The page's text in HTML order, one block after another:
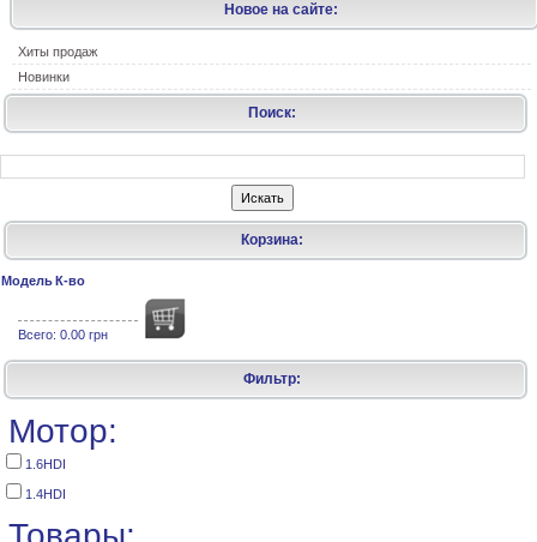
Новое на сайте:
Хиты продаж
Новинки
Поиск:
Корзина:
Модель К-во
Всего: 0.00 грн
Фильтр:
Мотор:
1.6HDI
1.4HDI